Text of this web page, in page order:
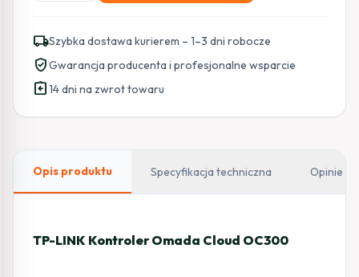
Omada
Cloud
OC300
local_shippingSzybka dostawa kurierem – 1–3 dni robocze
verified_userGwarancja producenta i profesjonalne wsparcie
assignment_return14 dni na zwrot towaru
Opis produktu Specyfikacja techniczna Opinie
TP-LINK Kontroler Omada Cloud OC300